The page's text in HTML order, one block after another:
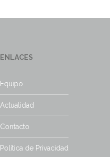
ENLACES
Equipo
Actualidad
Contacto
Política de Privacidad